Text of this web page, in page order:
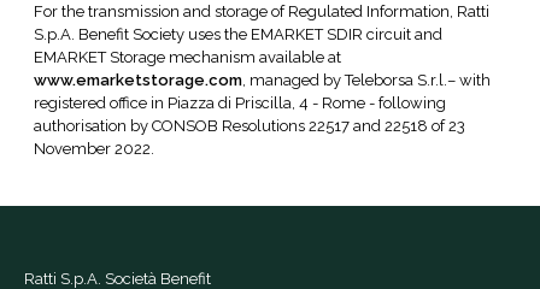
For the transmission and storage of Regulated Information, Ratti
S.p.A. Benefit Society uses the EMARKET SDIR circuit and
EMARKET Storage mechanism available at
www.emarketstorage.com, managed by Teleborsa S.r.l.– with
registered office in Piazza di Priscilla, 4 - Rome - following
authorisation by CONSOB Resolutions 22517 and 22518 of 23
November 2022.
Ratti S.p.A. Società Benefit